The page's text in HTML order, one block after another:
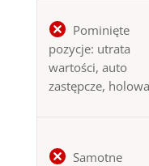
Pominięte
pozycje: utrata
wartości, auto
zastępcze,
Samotne